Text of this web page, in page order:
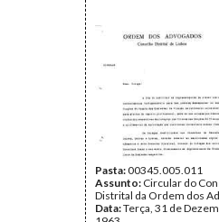
Pasta:00345.005.011
Assunto: Circular do
Distrital da Ordem dos
Data:Terça, 31 de